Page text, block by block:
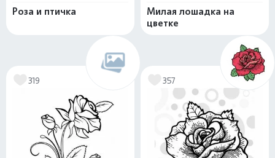
Роза и птичка
Милая лошадка на
цветке
319 357